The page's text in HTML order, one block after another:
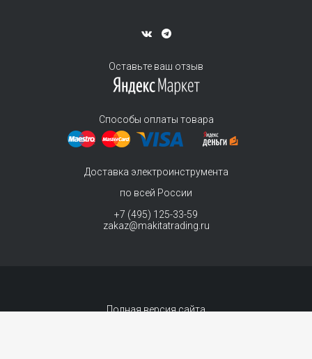
Оставьте ваш отзыв
Способы оплаты товара
Доставка электроинструмента
по всей России
+7 (495) 125-33-59
zakaz@makitatrading.ru
Полная версия сайта